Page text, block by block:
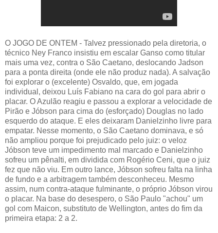
O JOGO DE ONTEM - Talvez pressionado pela diretoria, o
técnico Ney Franco insistiu em escalar Ganso como titular
mais uma vez, contra o São Caetano, deslocando Jadson
para a ponta direita (onde ele não produz nada). A salvação
foi explorar o (excelente) Osvaldo, que, em jogada
individual, deixou Luís Fabiano na cara do gol para abrir o
placar. O Azulão reagiu e passou a explorar a velocidade de
Pirão e Jóbson para cima do (esforçado) Douglas no lado
esquerdo do ataque. E eles deixaram Danielzinho livre para
empatar. Nesse momento, o São Caetano dominava, e só
não ampliou porque foi prejudicado pelo juiz: o veloz
Jóbson teve um impedimento mal marcado e Danielzinho
sofreu um pênalti, em dividida com Rogério Ceni, que o juiz
fez que não viu. Em outro lance, Jóbson sofreu falta na linha
de fundo e a arbitragem também desconheceu. Mesmo
assim, num contra-ataque fulminante, o próprio Jóbson virou
o placar. Na base do desespero, o São Paulo "achou" um
gol com Maicon, substituto de Wellington, antes do fim da
primeira etapa: 2 a 2.